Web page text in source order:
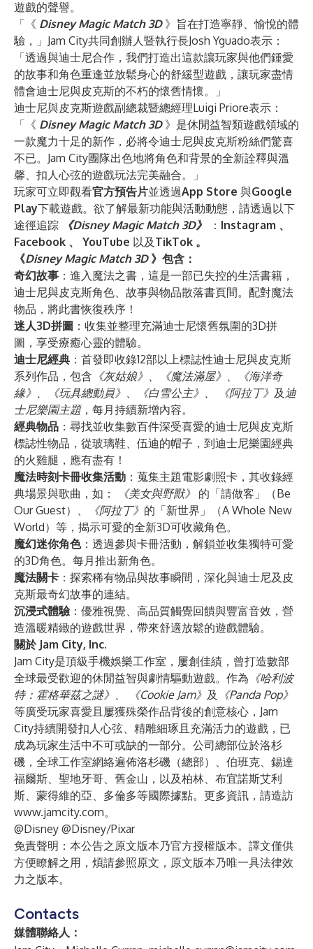
遊戲的聲譽。
「《 Disney Magic Match 3D 》旨在打造寧靜、愉悅的體
驗，」Jam City共同創辦人暨執行長Josh Yguado表示：
「透過與迪士尼合作，我們打造出這款讓玩家與他們鍾愛
的故事和角色重逢並放鬆身心的舒緩型遊戲，讓玩家盡情
體會迪士尼與皮克斯的不朽的懷舊情懷。」
迪士尼與皮克斯遊戲副總裁暨總經理Luigi Priore表示：
「《 Disney Magic Match 3D 》是休閒益智類遊戲領域的
一款魔力十足的新作，必將令迪士尼與皮克斯粉絲們驚喜
不已。Jam City團隊出色地將角色和背景的全新詮釋與溫
馨、扣人心弦的遊戲玩法完美融合。」
玩家可立即觀看官方預告片並透過App Store 與Google
Play下載遊戲。欲了解最新功能與活動動態，請透過以下
途徑追踪
《Disney Magic Match 3D》 ： Instagram 、
Facebook 、 YouTube 以及 TikTok 。
《Disney Magic Match 3D 》包含：
奇幻故事 ：進入魔法之書，這是一部已失控的生活書籍，
迪士尼與皮克斯角色、故事與物品散落書頁間。配對魔法
物品，將此書恢復秩序！
迷人3D拼圖 ：收集並整理充滿迪士尼懷舊氛圍的3D拼
圖，享受療癒心靈的體驗。
迪士尼經典 ：首發即收錄12部以上標誌性迪士尼與皮克斯
系列作品，包含 《灰姑娘》、《魔法滿屋》、《海洋奇
緣》、《玩具總動員》、《白雪公主》、
《阿拉丁》 及 迪
士尼樂園主題，每月持續新增內容。
經典物品 ：尋找並收集數百件深受喜愛的迪士尼與皮克斯
標誌性物品，從玻璃鞋、伍迪的帽子，到迪士尼樂園經典
的火雞腿，應有盡有！
魔法時刻卡冊收集活動 ：蒐集主題電影劇照卡，其收錄經
典場景與歌曲，如：
《美女與野獸》 的「請做客」（Be
Our Guest）、
《阿拉丁》 的「新世界」（A Whole New
World）等，揭示可愛的全新3D可收藏角色。
魔幻迷你角色：透過參與卡冊活動，解鎖並收集獨特可愛
的3D角色。每月推出新角色。
魔法關卡 ：探索稀有物品與故事瞬間，深化與迪士尼及皮
克斯最奇幻故事的連結。
沉浸式體驗 ：優雅視覺、高品質觸覺回饋與豐富音效，營
造溫暖精緻的遊戲世界，帶來舒適放鬆的遊戲體驗。
關於 Jam City, Inc.
Jam City是頂級手機娛樂工作室，屢創佳績，曾打造數部
全球最受歡迎的休閒益智與劇情驅動遊戲。作為 《哈利波
特：霍格華茲之謎》、
《Cookie Jam》 及
《Panda Pop》
等廣受玩家喜愛且屢獲殊榮作品背後的創意核心，Jam
City持續開發扣人心弦、精雕細琢且充滿活力的遊戲，已
成為玩家生活中不可或缺的一部分。公司總部位於洛杉
磯，全球工作室網絡遍佈洛杉磯（總部）、伯班克、錫達
福爾斯、聖地牙哥、舊金山，以及柏林、布宜諾斯艾利
斯、蒙得維的亞、多倫多等國際據點。更多資訊，請造訪
www.jamcity.com。
@Disney @Disney/Pixar
免責聲明：本公告之原文版本乃官方授權版本。譯文僅供
方便瞭解之用，煩請參照原文，原文版本乃唯一具法律效
力之版本。
Contacts
媒體聯絡人：